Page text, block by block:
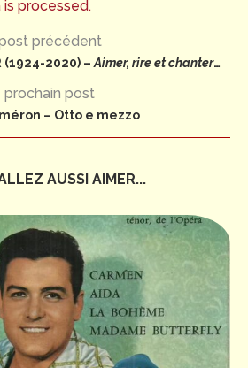
processed.
précédent
(1924-2020) –Aimer, rire et chanter…
prochain post
– Otto e mezzo
AUSSI AIMER...